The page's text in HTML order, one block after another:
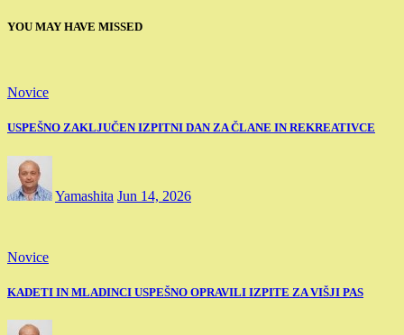
YOU MAY HAVE MISSED
Novice
USPEŠNO ZAKLJUČEN IZPITNI DAN ZA ČLANE IN REKREATIVCE
Yamashita Jun 14, 2026
Novice
KADETI IN MLADINCI USPEŠNO OPRAVILI IZPITE ZA VIŠJI PAS